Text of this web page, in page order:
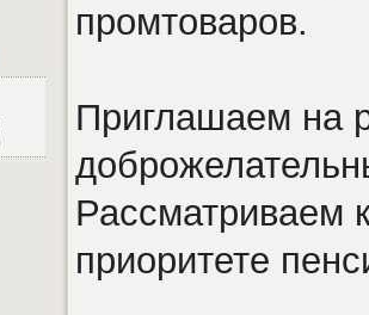
промтоваров.
Приглашаем на
Рассматриваем
приоритете